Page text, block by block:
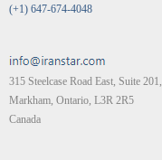
(+1) 647-674-4048
315 Steelcase Road East, Suite 201,
Markham, Ontario, L3R 2R5
Canada